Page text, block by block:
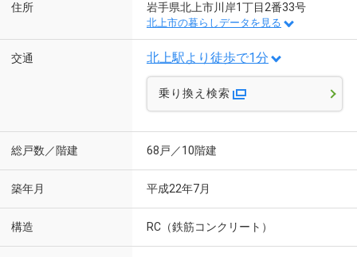
住所 岩手県北上市川岸1丁目2番33号
北上市の暮らしデータを見る
交通 北上駅より徒歩で1分
乗り換え検索
総戸数／階建 68戸／10階建
築年月 平成22年7月
構造 RC（鉄筋コンクリート）